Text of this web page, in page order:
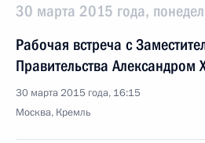
30 марта 2015 года,
Рабочая встреча с
Правительства Александром
30 марта 2015 года, 16:15
Москва, Кремль